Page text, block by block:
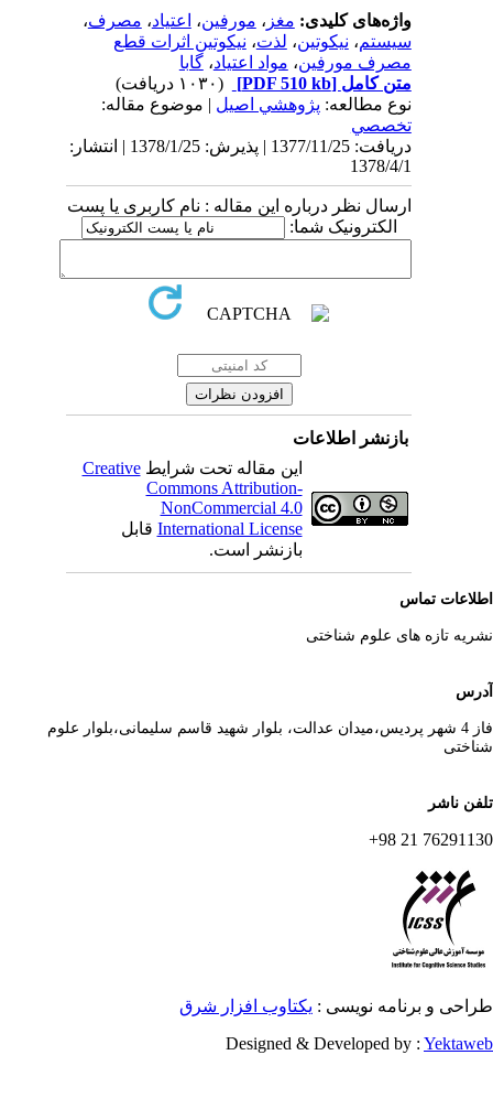
واژه‌های کلیدی:مغز، مورفین،اعتیاد،مصرف،
سیستم،نیکوتین،لذت،نیکوتین اثرات قطع
مصرف مورفین،مواد اعتیاد،گابا
متن کامل[PDF 510 kb]
نوع مطالعه:پژوهشي اصیل| موضوع مقاله:
تخصصي
دریافت: 1377/11/25 | پذیرش: 1378/1/25 | انتشار:
1378/4/1
ارسال نظر درباره این مقاله : نام کاربری یا پست
الکترونیک شما:
بازنشر اطلاعات
این مقاله تحت شرایطCreative
Commons Attribution-
NonCommercial 4.0
International Licenseقابل
بازنشر است.
تماس
تازه های علوم شناختی
فاز 4 شهر پردیس،میدان عدالت، بلوار شهید قاسم سلیمانی،بلوار علوم
ناشر
76291130 21
و برنامه نویسی : یکتاوب افزار شرق
Designed & Developed by :